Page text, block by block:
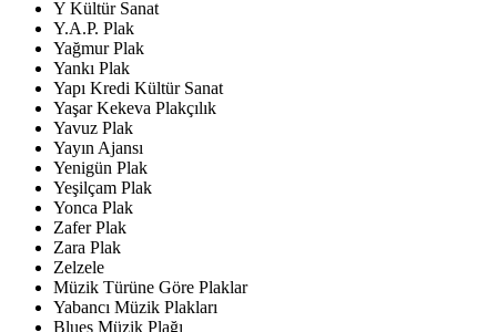
Y Kültür Sanat
Y.A.P. Plak
Yağmur Plak
Yankı Plak
Yapı Kredi Kültür Sanat
Yaşar Kekeva Plakçılık
Yavuz Plak
Yayın Ajansı
Yenigün Plak
Yeşilçam Plak
Yonca Plak
Zafer Plak
Zara Plak
Zelzele
Müzik Türüne Göre Plaklar
Yabancı Müzik Plakları
Blues Müzik Plağı